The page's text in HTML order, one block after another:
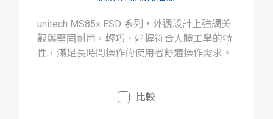
unitech MS85x ESD 系列，外觀設計上強調美
觀與堅固耐用，輕巧、好握符合人體工學的特
性，滿足長時間操作的使用者舒適操作需求。
比較